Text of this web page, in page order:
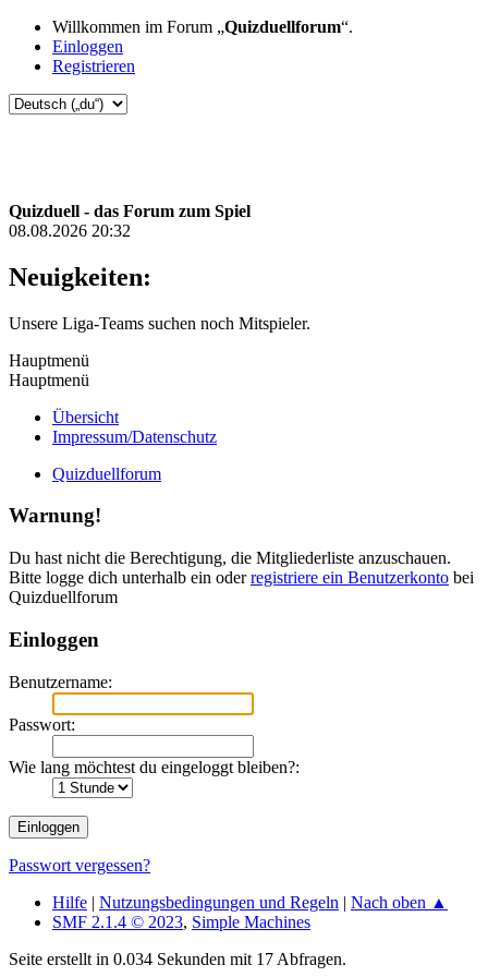
Willkommen im Forum „Quizduellforum“.
Einloggen
Registrieren
Quizduell - das Forum zum Spiel
08.08.2026 20:32
Neuigkeiten:
Unsere Liga-Teams suchen noch Mitspieler.
Hauptmenü
Hauptmenü
Übersicht
Impressum/Datenschutz
Quizduellforum
Warnung!
Du hast nicht die Berechtigung, die Mitgliederliste anzuschauen.
Bitte logge dich unterhalb ein oderregistriere ein Benutzerkonto bei
Quizduellforum
Einloggen
Benutzername:
Passwort:
Wie lang möchtest du eingeloggt bleiben?:
Passwort vergessen?
Hilfe | Nutzungsbedingungen und Regeln | Nach oben ▲
SMF 2.1.4 © 2023, Simple Machines
Seite erstellt in 0.034 Sekunden mit 17 Abfragen.